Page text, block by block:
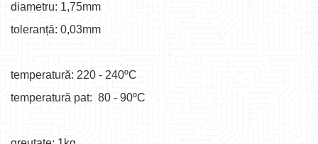
diametru: 1,75mm
toleranță: 0,03mm
temperatură: 220 - 240ºC
temperatură pat: 80 - 90ºC